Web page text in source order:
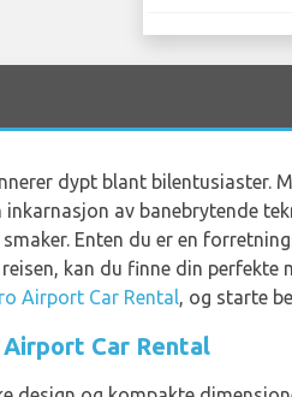
dypt blant bilentusiaster.
av banebrytende
Enten du er en
kan du finne din perfekte
Airport Car Rental, og starte
Airport Car Rental